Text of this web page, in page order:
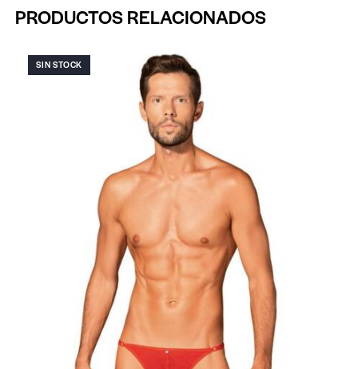
PRODUCTOS RELACIONADOS
SIN STOCK